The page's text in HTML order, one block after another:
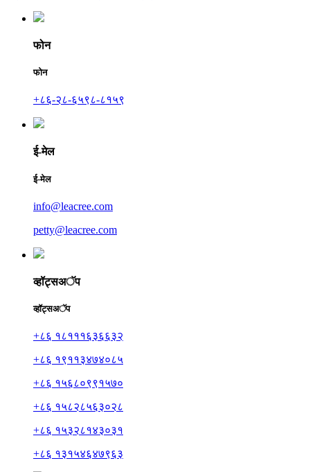
फोन
फोन
+८६-२८-६५९८-८१५९
ई-मेल
ई-मेल
info@leacree.com
petty@leacree.com
व्हॉट्सअॅप
व्हॉट्सअॅप
+८६ १८१११६३६६३२
+८६ १९११३४७४०८५
+८६ १५६८०९९१५७०
+८६ १५८२८५६३०२८
+८६ १५३२८१४३०३१
+८६ १३१५४६४७९६३